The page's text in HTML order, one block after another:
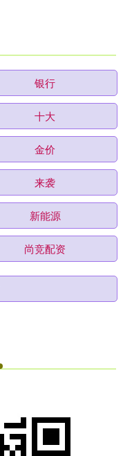
银行
十大
金价
来袭
新能源
尚竞配资